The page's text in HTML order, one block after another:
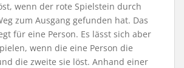
wenn der rote Spielstein durch
zum Ausgang gefunden hat. Das
für eine Person. Es lässt sich aber
wenn die eine Person die
die zweite sie löst. Anhand einer